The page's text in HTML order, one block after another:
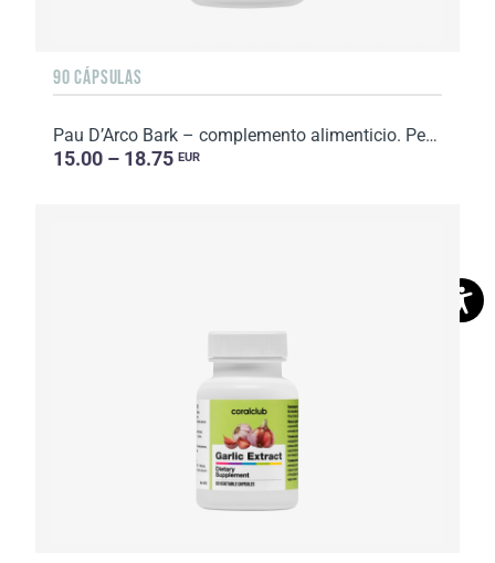
90 CÁPSULAS
Pau D’Arco Bark – complemento alimenticio. Peso neto: 61 g.
15.00 – 18.75 EUR